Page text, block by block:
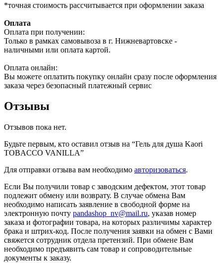
*точная стоимость рассчитывается при оформлении заказа
Оплата
Оплата при получении:
Только в рамках самовывоза в г. Нижневартовске -
наличными или оплата картой.
Оплата онлайн:
Вы можете оплатить покупку онлайн сразу после оформления
заказа через безопасный платежный сервис
Отзывы
Отзывов пока нет.
Будьте первым, кто оставил отзыв на “Гель для душа Kaori
TOBACCO VANILLA”
Для отправки отзыва вам необходимо авторизоваться.
Если Вы получили товар с заводским дефектом, этот товар
подлежит обмену или возврату. В случае обмена Вам
необходимо написать заявление в свободной форме на
электронную почту pandashop_nv@mail.ru, указав номер
заказа и фотографии товара, на которых различимы характер
брака и штрих-код. После получения заявки на обмен с Вами
свяжется сотрудник отдела претензий. При обмене Вам
необходимо предъявить сам товар и сопроводительные
документы к заказу.